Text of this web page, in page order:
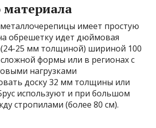
материала
металлочерепицы имеет простую
обрешетку идет дюймовая
25 мм толщиной) шириной 100
формы или в регионах с
нагрузками
доску 32 мм толщины или
используют и при большом
стропилами (более 80 см).